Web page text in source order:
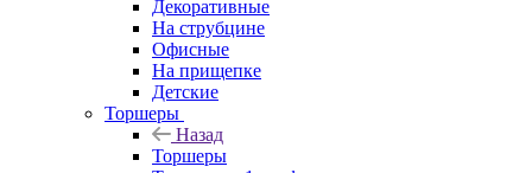
Декоративные
На струбцине
Офисные
На прищепке
Детские
Торшеры
Назад
Торшеры